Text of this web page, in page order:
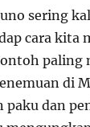
sering
cara kita
paling
di
dan